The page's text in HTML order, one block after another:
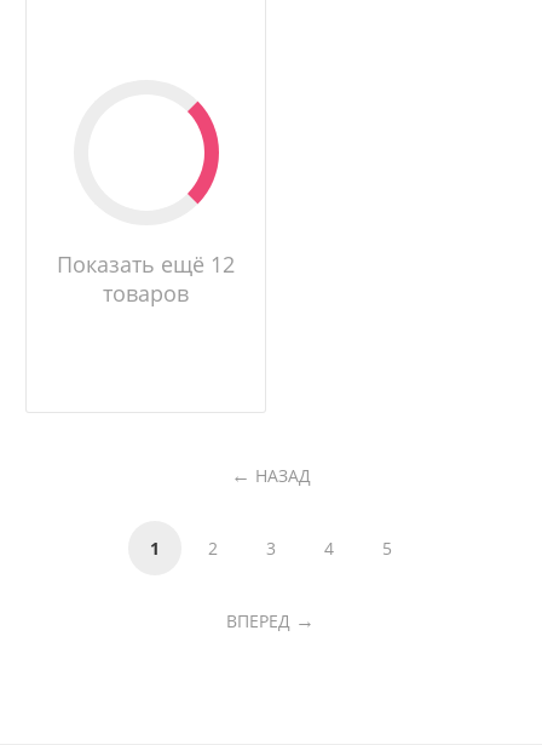
Показать ещё 12
товаров
НАЗАД
1 2 3 4 5
ВПЕРЕД